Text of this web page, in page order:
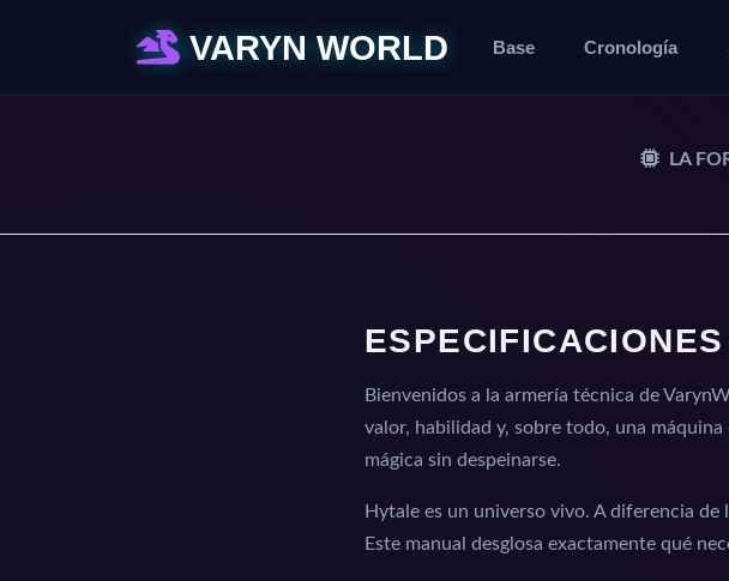
VARYN WORLD Base Cronología
LA
Bienvenidos a la armería técnica de
valor, habilidad y, sobre todo, una
mágica sin despeinarse.
Hytale es un universo vivo. A diferencia
Este manual desglosa exactamente qué